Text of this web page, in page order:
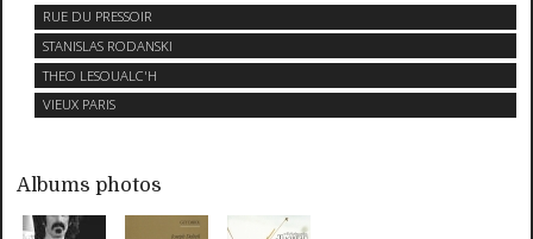
RUE DU PRESSOIR
STANISLAS RODANSKI
THEO LESOUALC'H
VIEUX PARIS
Albums photos